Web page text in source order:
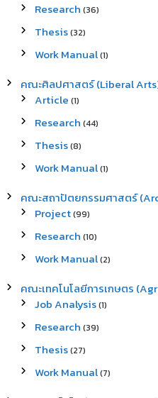
Research (36)
Thesis(32)
Work Manual(1)
คณะศิลปศาสตร์ (Liberal
Article (1)
Research (44)
Thesis(8)
Work Manual(1)
คณะสถาปัตยกรรมศาสตร์
Project(99)
Research (10)
Work Manual(2)
คณะเทคโนโลยีการเกษตร
Job Analysis(1)
Research (39)
Thesis(27)
Work Manual(7)